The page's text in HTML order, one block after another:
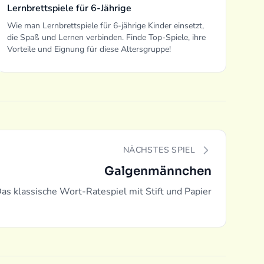
Lernbrettspiele für 6-Jährige
Wie man Lernbrettspiele für 6-jährige Kinder einsetzt,
die Spaß und Lernen verbinden. Finde Top-Spiele, ihre
Vorteile und Eignung für diese Altersgruppe!
NÄCHSTES SPIEL
Galgenmännchen
klassische Wort-Ratespiel mit Stift und Papier